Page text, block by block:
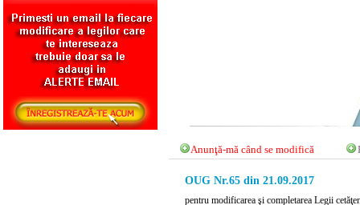
Anunţă-mă când se modifică
OUG Nr.65 din 21.09.2017
pentru modificarea şi completarea Legii